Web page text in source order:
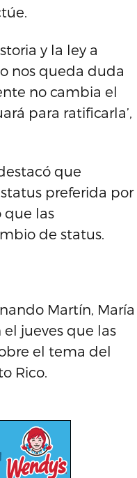
y la ley a
nos queda duda
no cambia el
para ratificarla’,
que
preferida por
que las
de status.
Martín, María
jueves que las
el tema del
Rico.